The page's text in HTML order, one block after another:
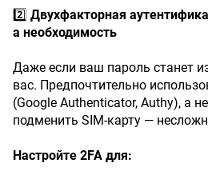
2️⃣ Двухфакторная
а необходимость
Даже если ваш пароль станет
вас. Предпочтительно
(Google Authenticator, Authy), а
подменить SIM-карту —
Настройте 2FA для: